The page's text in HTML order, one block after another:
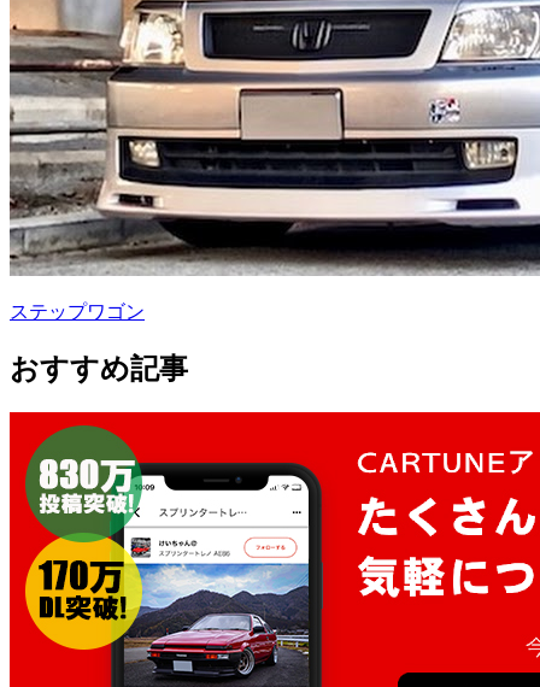
ステップワゴン
おすすめ記事